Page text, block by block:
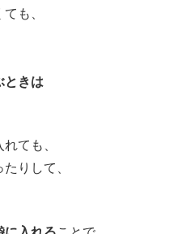
も、
ときは
ても、
りして、